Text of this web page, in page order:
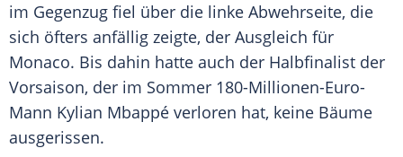
im Gegenzug fiel über die linke Abwehrseite, die
sich öfters anfällig zeigte, der Ausgleich für
Monaco. Bis dahin hatte auch der Halbfinalist der
Vorsaison, der im Sommer 180-Millionen-Euro-
Mann Kylian Mbappé verloren hat, keine Bäume
ausgerissen.